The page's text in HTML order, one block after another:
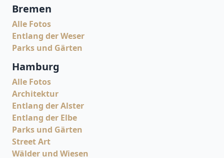
Bremen
Alle Fotos
Entlang der Weser
Parks und Gärten
Hamburg
Alle Fotos
Architektur
Entlang der Alster
Entlang der Elbe
Parks und Gärten
Street Art
Wälder und Wiesen